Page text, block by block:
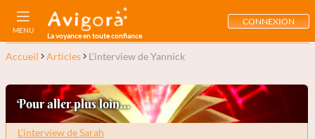
MENU
La voyance en toute confiance
CONNEXION
Accueil Articles L'interview de Yannick
Pour aller plus loin...
L'interview de Sarah